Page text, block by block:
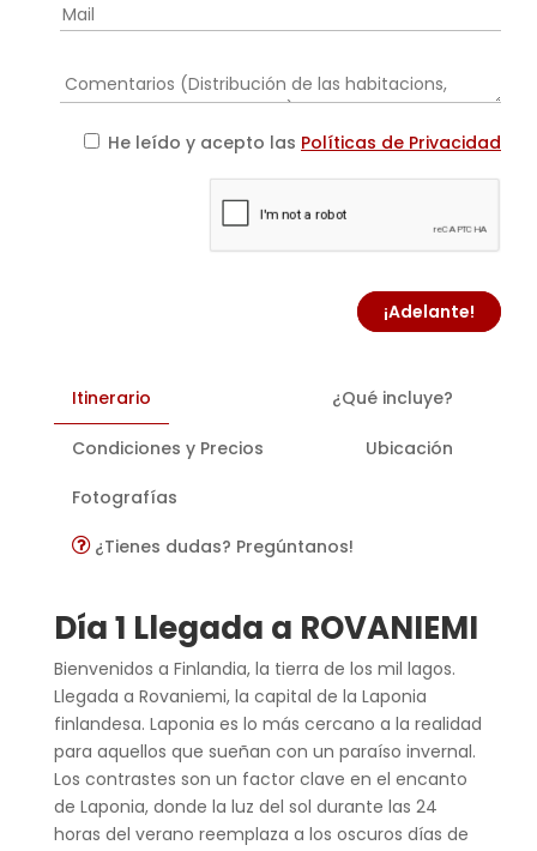
He leído y acepto las Políticas de Privacidad
¡Adelante!
Itinerario ¿Qué incluye?
Condiciones y Precios Ubicación
Fotografías
¿Tienes dudas? Pregúntanos!
Día 1 Llegada a ROVANIEMI
Bienvenidos a Finlandia, la tierra de los mil lagos.
Llegada a Rovaniemi, la capital de la Laponia
finlandesa. Laponia es lo más cercano a la realidad
para aquellos que sueñan con un paraíso invernal.
Los contrastes son un factor clave en el encanto
de Laponia, donde la luz del sol durante las 24
horas del verano reemplaza a los oscuros días de